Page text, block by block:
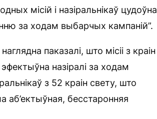
місій і назіральнікаў цудоўна
за ходам выбарчых кампаній”.
паказалі, што місіі з краін
назіралі за ходам
з 52 краін свету, што
аб’ектыўная, бесстаронняя